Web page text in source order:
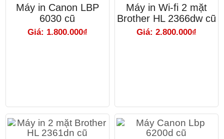
Máy in Canon LBP
6030 cũ
Giá: 1.800.000₫
Máy in Wi-fi 2 mặt
Brother HL 2366dw cũ
Giá: 2.800.000₫